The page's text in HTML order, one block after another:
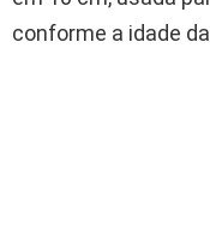
conforme a idade